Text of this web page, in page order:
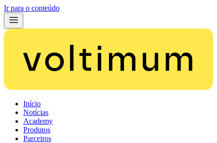
Ir para o conteúdo
Início
Notícias
Academy
Produtos
Parceiros